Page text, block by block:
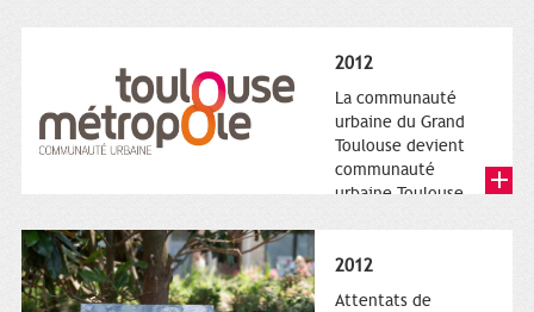
2012
La communauté
urbaine du Grand
Toulouse devient
communauté
urbaine Toulouse
Métropole,
représentant l'anneau
de Moëbius.
2012
Attentats de